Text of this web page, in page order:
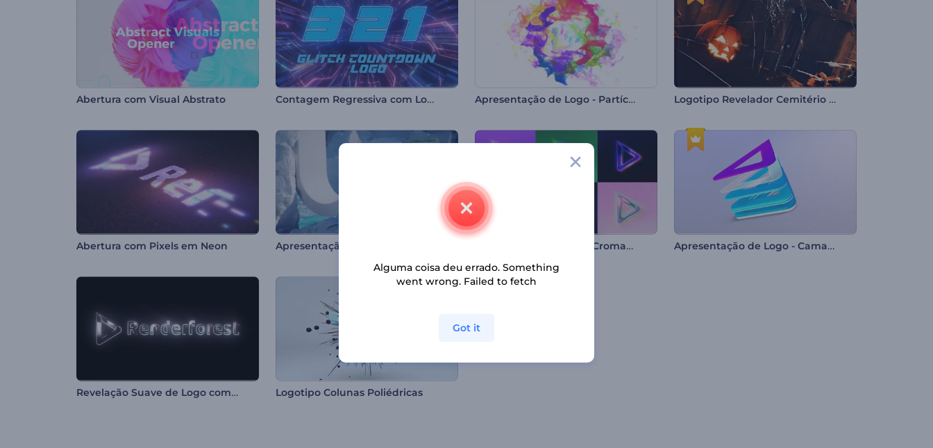
Abertura com Visual Abstrato Contagem Regressiva com Logo Apresentação de Logo - Partículas Coloridas Logotipo Revelador Cemitério Halloween
Abertura com Pixels em Neon Apresentação de Logo Cromado Apresentação de Logo - Camadas Invertidas
Revelação Suave de Logo com Luz Logotipo Colunas Poliédricas
Alguma coisa deu errado. Something
went wrong. Failed to fetch
Got it